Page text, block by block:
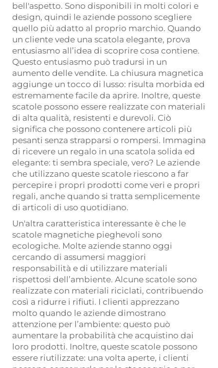
bell'aspetto. Sono disponibili in molti colori e
design, quindi le aziende possono scegliere
quello più adatto al proprio marchio. Quando
un cliente vede una scatola elegante, prova
entusiasmo all’idea di scoprire cosa contiene.
Questo entusiasmo può tradursi in un
aumento delle vendite. La chiusura magnetica
aggiunge un tocco di lusso: risulta morbida ed
estremamente facile da aprire. Inoltre, queste
scatole possono essere realizzate con materiali
di alta qualità, resistenti e durevoli. Ciò
significa che possono contenere articoli più
pesanti senza strapparsi o rompersi. Immagina
di ricevere un regalo in una scatola solida ed
elegante: ti sembra speciale, vero? Le aziende
che utilizzano queste scatole riescono a far
percepire i propri prodotti come veri e propri
regali, anche quando si tratta semplicemente
di articoli di uso quotidiano.
Un'altra caratteristica interessante è che le
scatole magnetiche pieghevoli sono
ecologiche. Molte aziende stanno oggi
cercando di assumersi maggiori
responsabilità e di utilizzare materiali
rispettosi dell’ambiente. Alcune scatole sono
realizzate con materiali riciclati, contribuendo
così a ridurre i rifiuti. I clienti apprezzano
molto quando le aziende dimostrano
attenzione per l’ambiente: questo può
aumentare la probabilità che acquistino dai
loro prodotti. Inoltre, queste scatole possono
essere riutilizzate: una volta aperte, i clienti